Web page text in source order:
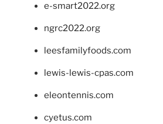
e-smart2022.org
ngrc2022.org
leesfamilyfoods.com
lewis-lewis-cpas.com
eleontennis.com
cyetus.com